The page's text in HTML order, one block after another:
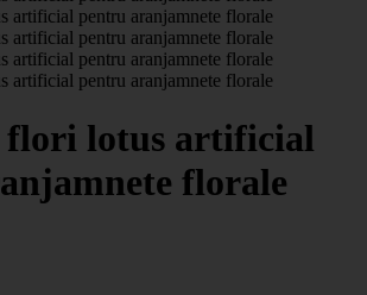
flori lotus artificial
florale